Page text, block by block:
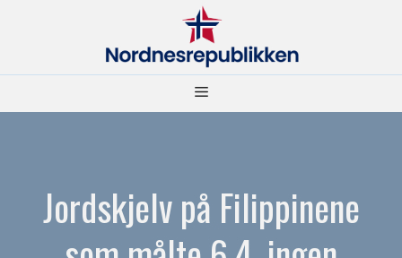
Meny
Jordskjelv på Filippinene